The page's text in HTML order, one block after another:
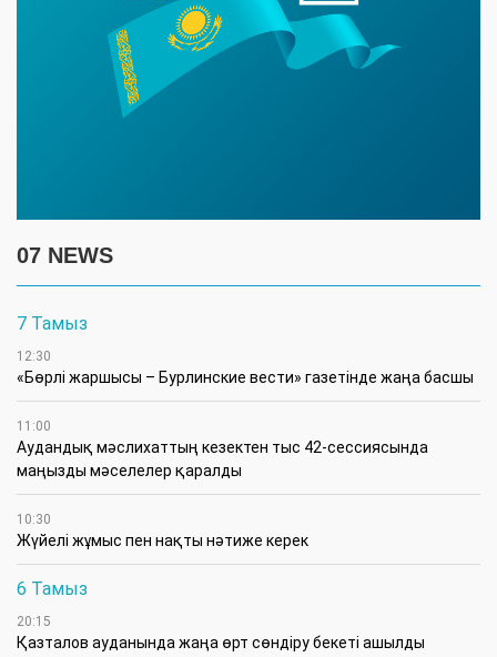
07 NEWS
7 Тамыз
12:30
«Бөрлі жаршысы – Бурлинские вести» газетінде жаңа басшы
11:00
Аудандық мәслихаттың кезектен тыс 42-сессиясында
маңызды мәселелер қаралды
10:30
Жүйелі жұмыс пен нақты нәтиже керек
6 Тамыз
20:15
Қазталов ауданында жаңа өрт сөндіру бекеті ашылды